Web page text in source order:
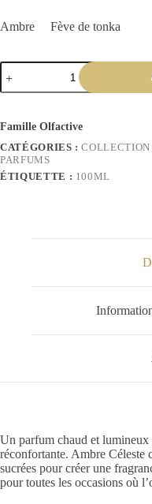
Ambre Fève de tonka
Famille Olfactive
CATÉGORIES :COLLECTION
PARFUMS
ÉTIQUETTE : 100ML
Un parfum chaud et lumineux
réconfortante. Ambre Céleste
sucrées pour créer une
pour toutes les occasions où